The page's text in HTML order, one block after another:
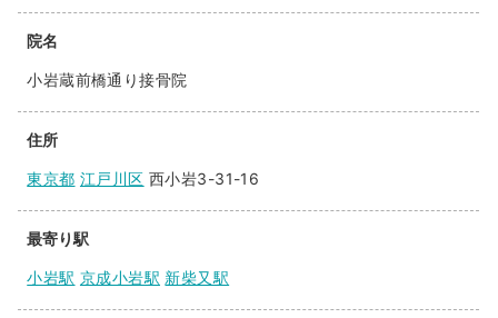
院名
小岩蔵前橋通り接骨院
住所
東京都 江戸川区 西小岩3-31-16
最寄り駅
小岩駅 京成小岩駅 新柴又駅